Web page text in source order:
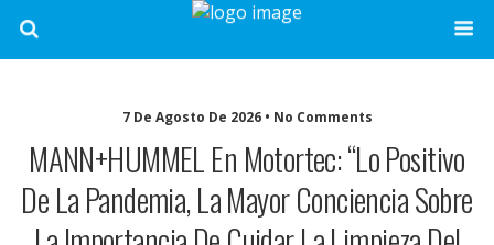
7 De Agosto De 2026 • No Comments
MANN+HUMMEL En Motortec: “Lo Positivo
De La Pandemia, La Mayor Conciencia Sobre